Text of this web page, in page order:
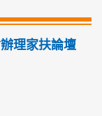
理家扶論壇